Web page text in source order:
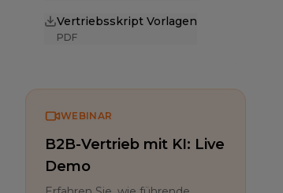
Vertriebsskript Vorlagen
PDF
WEBINAR
B2B-Vertrieb mit KI: Live
Demo